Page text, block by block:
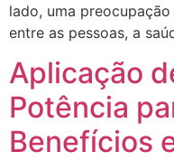
lado, uma
entre as pessoas, a
Aplicação
Potência
Benefícios